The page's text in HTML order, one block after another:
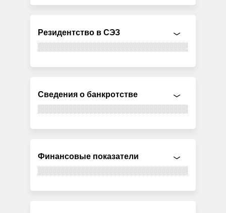
Резидентство в СЭЗ
Сведения о банкротстве
Финансовые показатели